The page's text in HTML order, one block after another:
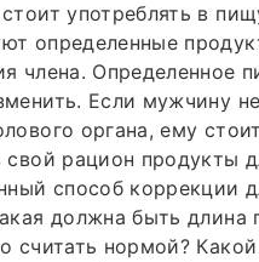
употреблять в
определенные
члена. Определенное
Если мужчину
органа, ему
свой рацион продукты
способ коррекции
должна быть длина
считать нормой?